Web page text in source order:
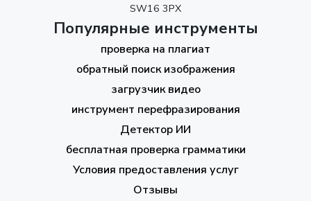
SW16 3PX
Популярные инструменты
проверка на плагиат
обратный поиск изображения
загрузчик видео
инструмент перефразирования
Детектор ИИ
бесплатная проверка грамматики
Условия предоставления услуг
Отзывы